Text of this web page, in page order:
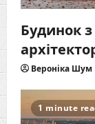
Будинок
Вероніка Шум
1 minute